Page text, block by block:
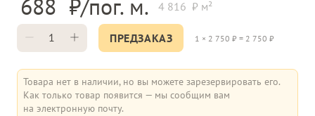
688 4 816
ПРЕДЗАКАЗ 1 × 2 750 ₽ = 2 750 ₽
Товара нет в наличии, но вы можете зарезервировать его.
Как только товар появится — мы сообщим вам
на электронную почту.